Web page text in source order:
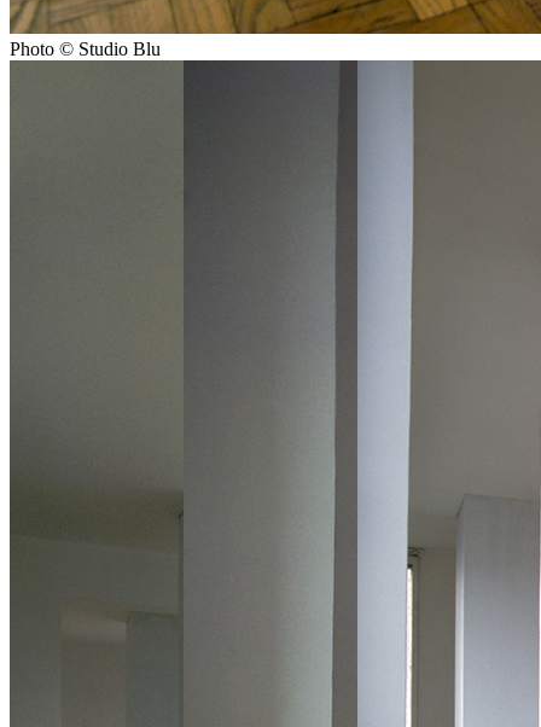
Photo © Studio Blu